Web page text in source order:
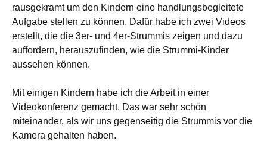
rausgekramt um den Kindern eine handlungsbegleitete
Aufgabe stellen zu können. Dafür habe ich zwei Videos
erstellt, die die 3er- und 4er-Strummis zeigen und dazu
auffordern, herauszufinden, wie die Strummi-Kinder
aussehen können.
Mit einigen Kindern habe ich die Arbeit in einer
Videokonferenz gemacht. Das war sehr schön
miteinander, als wir uns gegenseitig die Strummis vor die
Kamera gehalten haben.